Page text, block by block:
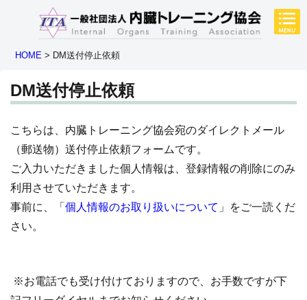
HOME > DM送付停止依頼
DM送付停止依頼
こちらは、内臓トレーニング協会宛のダイレクトメール
（郵送物）送付停止依頼フォームです。
ご入力いただきました個人情報は、登録情報の削除にのみ
利用させていただきます。
事前に、「 個人情報のお取り扱いについて 」をご一読くだ
さい。
※お電話でも受け付けておりますので、お手数ですが下